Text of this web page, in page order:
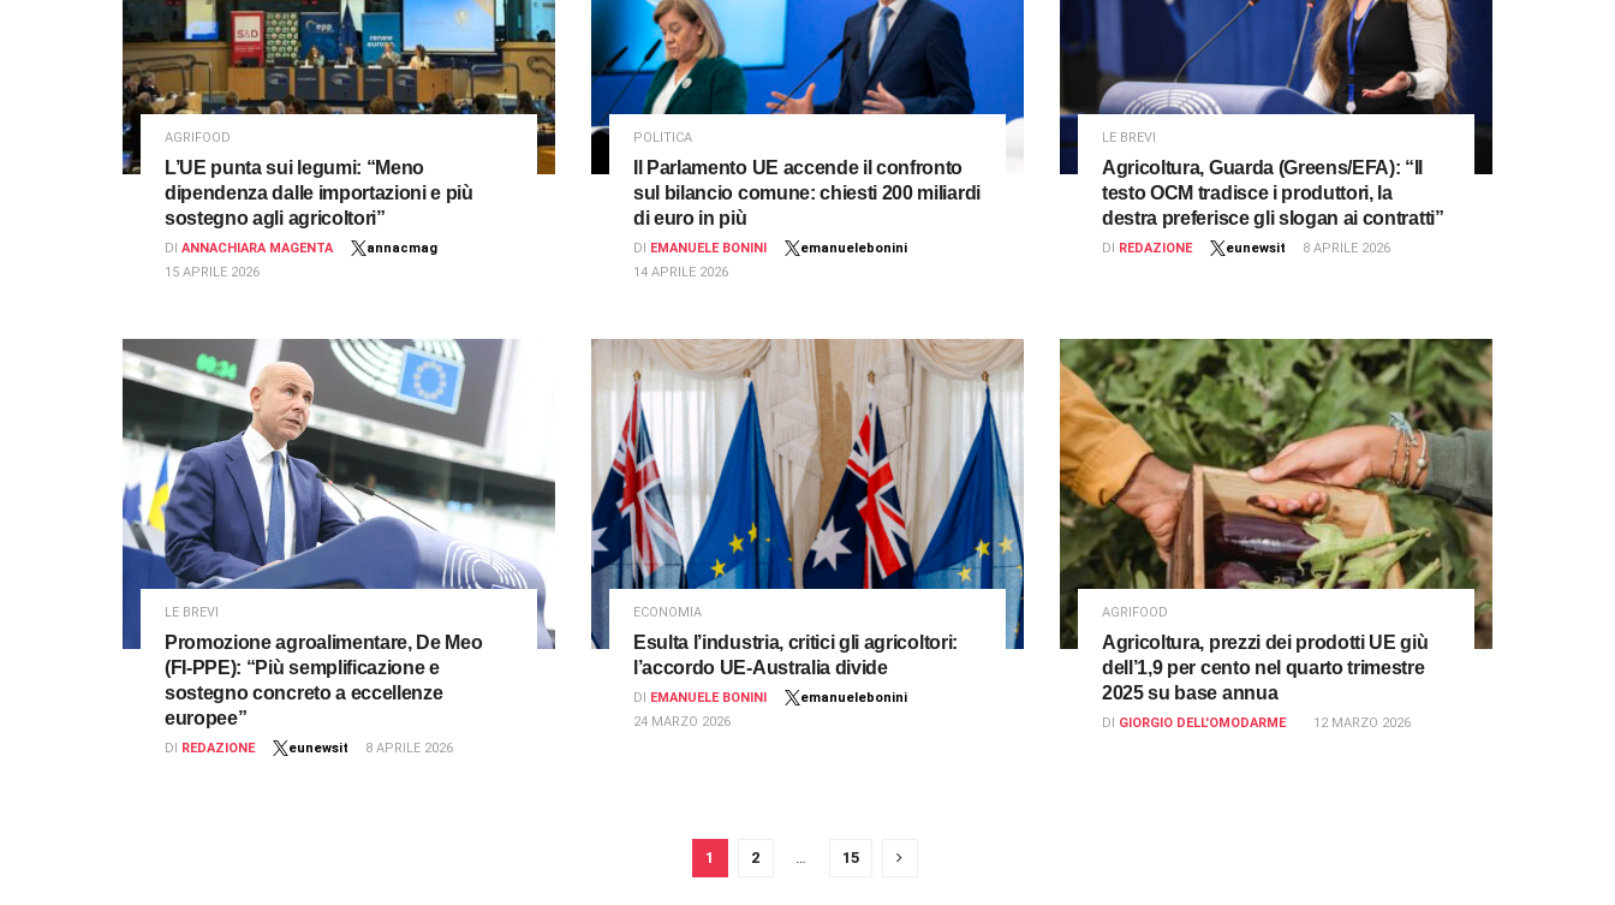
AGRIFOOD
L’UE punta sui legumi: “Meno
dipendenza dalle importazioni e più
sostegno agli agricoltori”
DI ANNACHIARA MAGENTA
annacmag
15 APRILE 2026
POLITICA
Il Parlamento UE accende il confronto
sul bilancio comune: chiesti 200 miliardi
di euro in più
DI EMANUELE BONINI
emanuelebonini
14 APRILE 2026
LE BREVI
Agricoltura, Guarda (Greens/EFA): “Il
testo OCM tradisce i produttori, la
destra preferisce gli slogan ai contratti”
DI REDAZIONE eunewsit 8 APRILE 2026
LE BREVI
Promozione agroalimentare, De Meo
(FI-PPE): “Più semplificazione e
sostegno concreto a eccellenze
europee”
DI REDAZIONE eunewsit 8 APRILE 2026
ECONOMIA
Esulta l’industria, critici gli agricoltori:
l’accordo UE-Australia divide
DI EMANUELE BONINI
emanuelebonini
24 MARZO 2026
AGRIFOOD
Agricoltura, prezzi dei prodotti UE giù
dell’1,9 per cento nel quarto trimestre
2025 su base annua
DI GIORGIO DELL'OMODARME 12 MARZO 2026
1 2 15